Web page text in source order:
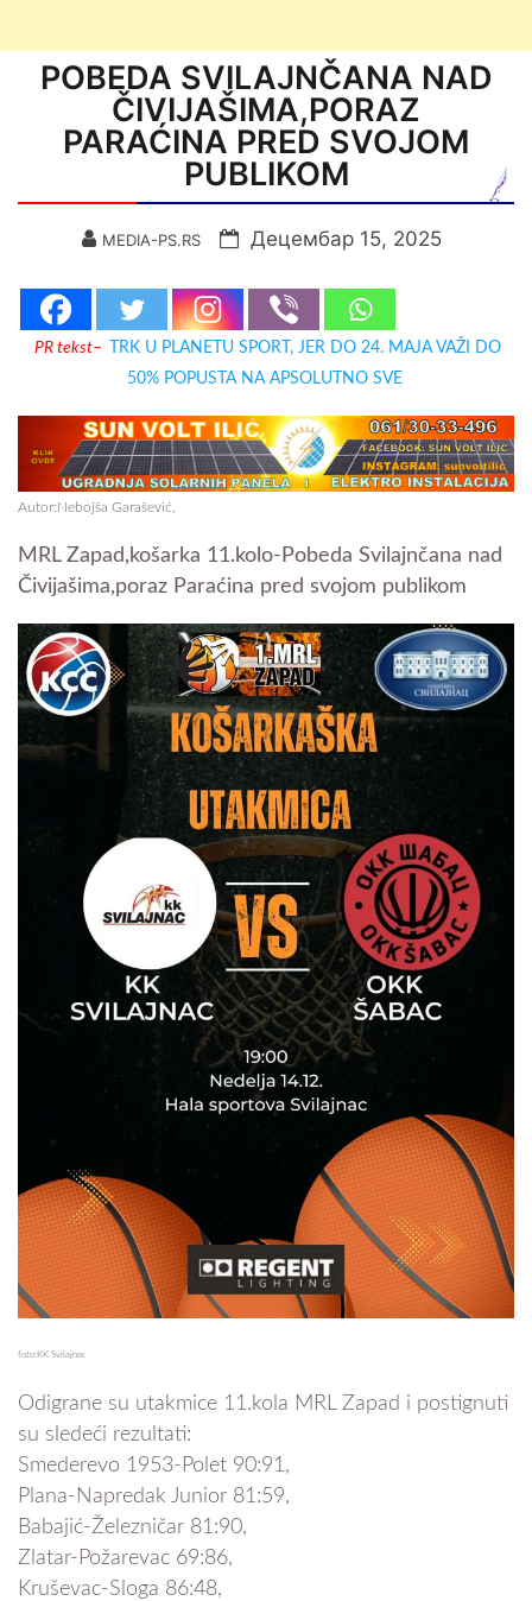
POBEDA SVILAJNČANA NAD
ČIVIJAŠIMA,PORAZ
PARAĆINA PRED SVOJOM
PUBLIKOM
MEDIA-PS.RS Децембар 15, 2025
PR tekst–
TRK U PLANETU SPORT, JER DO 24. MAJA VAŽI DO
50% POPUSTA NA APSOLUTNO SVE
Autor:Nebojša Garašević,
MRL Zapad,košarka 11.kolo-Pobeda Svilajnčana nad
Čivijašima,poraz Paraćina pred svojom publikom
foto:KK Svilajnac
Odigrane su utakmice 11.kola MRL Zapad i postignuti
su sledeći rezultati:
Smederevo 1953-Polet 90:91,
Plana-Napredak Junior 81:59,
Babajić-Železničar 81:90,
Zlatar-Požarevac 69:86,
Kruševac-Sloga 86:48,